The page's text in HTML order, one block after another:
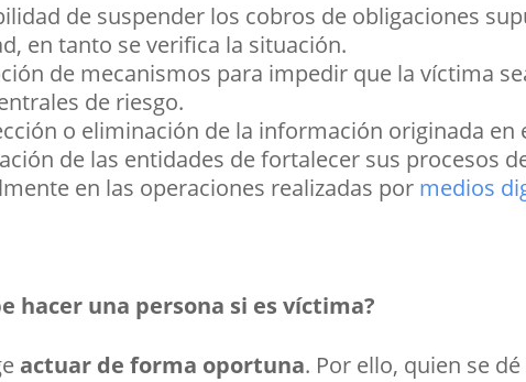
de suspender los cobros de obligaciones
en tanto se verifica la situación.
de mecanismos para impedir que la víctima
de riesgo.
o eliminación de la información originada en
de las entidades de fortalecer sus procesos
en las operaciones realizadas por medios
hacer una persona si es víctima?
actuar de forma oportuna. Por ello, quien se